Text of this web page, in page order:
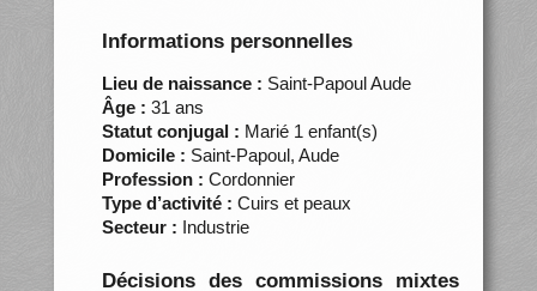
Informations personnelles
Lieu de naissance : Saint-Papoul Aude
Âge : 31 ans
Statut conjugal : Marié 1 enfant(s)
Domicile : Saint-Papoul, Aude
Profession : Cordonnier
Type d’activité : Cuirs et peaux
Secteur : Industrie
Décisions des commissions mixtes